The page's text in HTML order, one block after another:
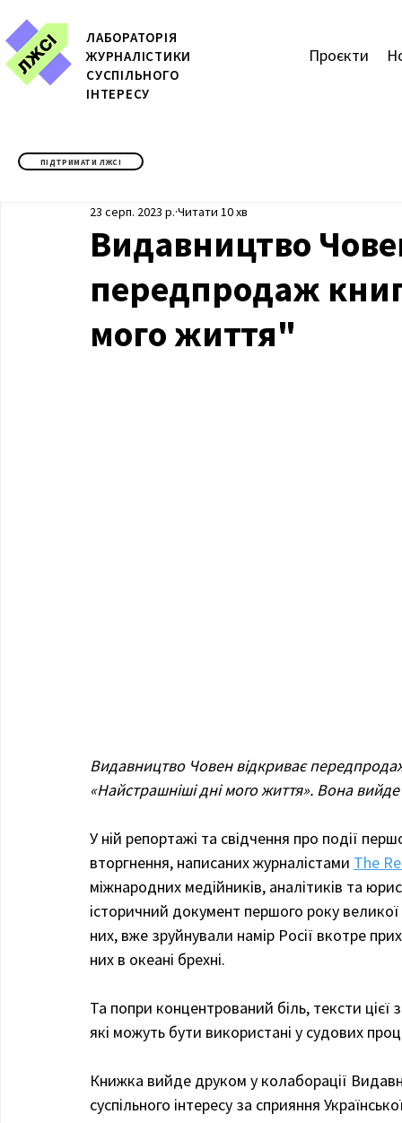
ЛАБОРАТОРІЯ
ЖУРНАЛІСТИКИ
СУСПІЛЬНОГО
ІНТЕРЕСУ
ПІДТРИМАТИ ЛЖСІ
Проєкти
Видавництво
передпродаж
мого життя"
23 серп. 2023 р. Читати 10 хв
Видавництво Човен відкриває
«Найстрашніші дні мого життя». Вона
У ній репортажі та свідчення про події
вторгнення, написаних журналістами The
міжнародних медійників, аналітиків та
історичний документ першого року великої
них, вже зруйнували намір Росії вкотре
них в океані брехні.
Та попри концентрований біль, тексти
які можуть бути використані у судових
Книжка вийде друком у колаборації
суспільного інтересу за сприяння